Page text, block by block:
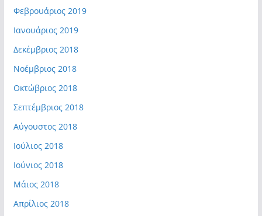
Φεβρουάριος 2019
Ιανουάριος 2019
Δεκέμβριος 2018
Νοέμβριος 2018
Οκτώβριος 2018
Σεπτέμβριος 2018
Αύγουστος 2018
Ιούλιος 2018
Ιούνιος 2018
Μάιος 2018
Απρίλιος 2018